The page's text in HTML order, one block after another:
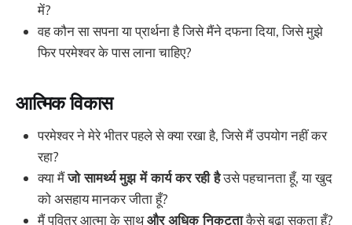
में?
वह कौन सा सपना या प्रार्थना है जिसे मैंने दफना दिया, जिसे मुझे
फिर परमेश्वर के पास लाना चाहिए?
आत्मिक विकास
परमेश्वर ने मेरे भीतर पहले से क्या रखा है, जिसे मैं उपयोग नहीं कर
रहा?
क्या मैंजो सामर्थ्य मुझ में कार्य कर रही हैउसे पहचानता हूँ, या खुद
को असहाय मानकर जीता हूँ?
मैं पवित्र आत्मा के साथऔर अधिक निकटताकैसे बढ़ा सकता हूँ?